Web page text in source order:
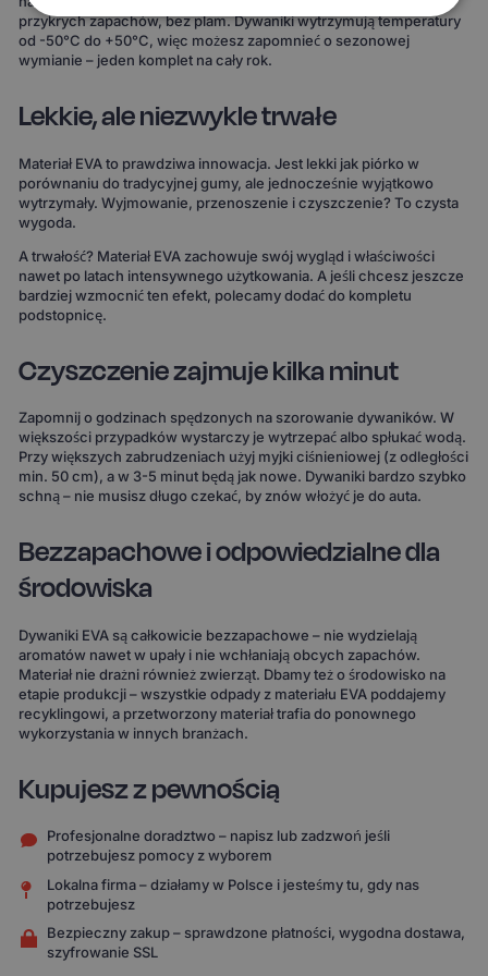
przykrych zapachów, bez plam. Dywaniki wytrzymują temperatury
od -50°C do +50°C, więc możesz zapomnieć o sezonowej
wymianie – jeden komplet na cały rok.
Lekkie, ale niezwykle trwałe
Materiał EVA to prawdziwa innowacja. Jest lekki jak piórko w
porównaniu do tradycyjnej gumy, ale jednocześnie wyjątkowo
wytrzymały. Wyjmowanie, przenoszenie i czyszczenie? To czysta
wygoda.
A trwałość? Materiał EVA zachowuje swój wygląd i właściwości
nawet po latach intensywnego użytkowania. A jeśli chcesz jeszcze
bardziej wzmocnić ten efekt, polecamy dodać do kompletu
podstopnicę.
Czyszczenie zajmuje kilka minut
Zapomnij o godzinach spędzonych na szorowanie dywaników. W
większości przypadków wystarczy je wytrzepać albo spłukać wodą.
Przy większych zabrudzeniach użyj myjki ciśnieniowej (z odległości
min. 50 cm), a w 3-5 minut będą jak nowe. Dywaniki bardzo szybko
schną – nie musisz długo czekać, by znów włożyć je do auta.
Bezzapachowe i odpowiedzialne dla
środowiska
Dywaniki EVA są całkowicie bezzapachowe – nie wydzielają
aromatów nawet w upały i nie wchłaniają obcych zapachów.
Materiał nie drażni również zwierząt. Dbamy też o środowisko na
etapie produkcji – wszystkie odpady z materiału EVA poddajemy
recyklingowi, a przetworzony materiał trafia do ponownego
wykorzystania w innych branżach.
Kupujesz z pewnością
Profesjonalne doradztwo – napisz lub zadzwoń jeśli
potrzebujesz pomocy z wyborem
Lokalna firma – działamy w Polsce i jesteśmy tu, gdy nas
potrzebujesz
Bezpieczny zakup – sprawdzone płatności, wygodna dostawa,
szyfrowanie SSL